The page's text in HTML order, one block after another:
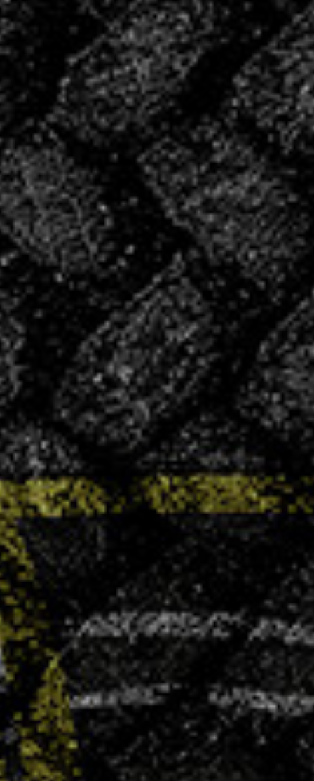
prendre connaissance des horaires et salles pour la
période de reprise.
CONVOCATIONS
DU WE!
CONVOCATIONS
Vous souhaitez vous associer à un club
ambitieux et convivial ?
LA VHB FAMILY BUSINESS
NOS
ACTUALITÉS